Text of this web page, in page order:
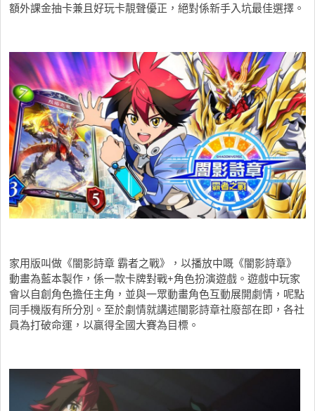
額外課金抽卡兼且好玩卡靚聲優正，絕對係新手入坑最佳選擇。
家用版叫做《闇影詩章 霸者之戰》，以播放中嘅《闇影詩章》
動畫為藍本製作，係一款卡牌對戰+角色扮演遊戲。遊戲中玩家
會以自創角色擔任主角，並與一眾動畫角色互動展開劇情，呢點
同手機版有所分別。至於劇情就講述闇影詩章社廢部在即，各社
員為打破命運，以贏得全國大賽為目標。